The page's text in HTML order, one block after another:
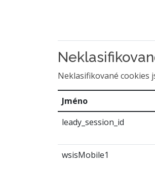
Neklasifikované cookies
Jméno
leady_session_id
wsisMobile1